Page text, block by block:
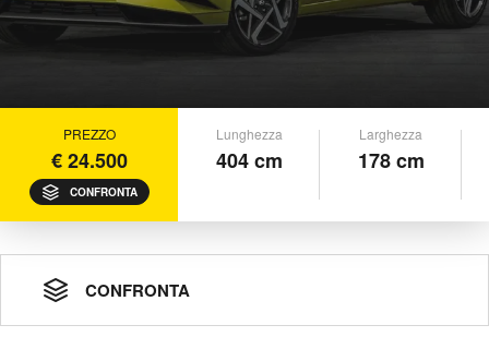
PREZZO
€ 24.500
CONFRONTA
Lunghezza
404 cm
Larghezza
178 cm
CONFRONTA